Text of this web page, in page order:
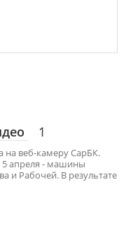
1
на веб-камеру СарБК.
5 апреля - машины
и Рабочей. В результате